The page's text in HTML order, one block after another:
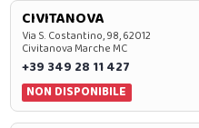
CIVITANOVA
Via S. Costantino, 98, 62012
Civitanova Marche MC
+39 349 28 11 427
NON DISPONIBILE